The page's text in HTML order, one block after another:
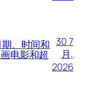
、时间和
电影和超
30 7
月,
2026